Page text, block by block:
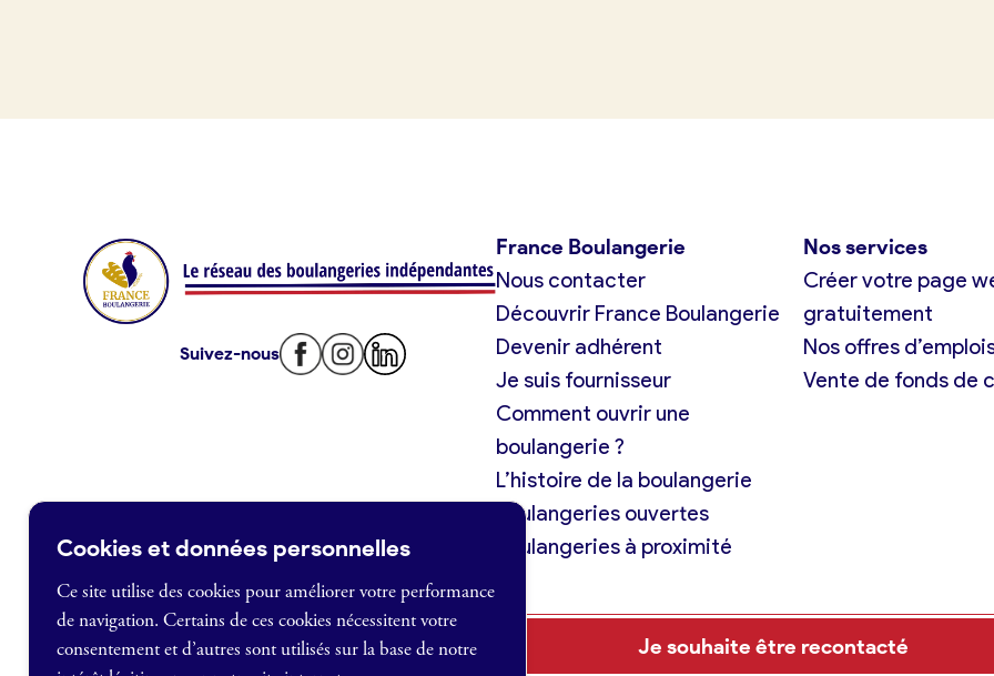
Offres d’emploi
Je suis fournisseur
France Boulangerie
1 rue Alexandre Fleming
Suivez-nous
France Boulangerie
Nous contacter
Découvrir France Boulangerie
Devenir adhérent
Je suis fournisseur
Comment ouvrir une
boulangerie ?
L’histoire de la boulangerie
Boulangeries ouvertes
Boulangeries à proximité
Nos services
Créer votre page
gratuitement
Nos offres
Vente de fonds de
Je souhaite être recontacté
Cookies et données personnelles
Ce site utilise des cookies pour améliorer votre performance
de navigation. Certains de ces cookies nécessitent votre
consentement et d’autres sont utilisés sur la base de notre